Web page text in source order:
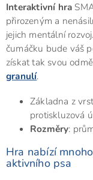
Interaktivní hra
přirozeným a
jejich mentální
čumáčku bude váš
získat tak svou
granulí.
Základna z
protiskluzová
Rozměry:
Hra nabízí
aktivního psa